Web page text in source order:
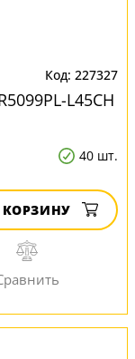
227327
L45CH
40 шт.
КОРЗИНУ